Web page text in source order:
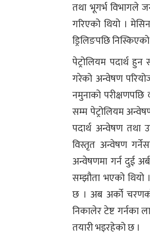
तथा भूगर्भ विभागले
गरिएको थियो ।
ड्रिलिङपछि
पेट्रोलियम पदार्थ
गरेको अन्वेषण
नमुनाको
सम्म पेट्रोलियम
पदार्थ अन्वेषण तथा
विस्तृत अन्वेषण
अन्वेषणमा गर्न दुई
सम्झौता भएको
छ । अब अर्को
निकालेर टेष्ट
तयारी भइरहेको छ ।